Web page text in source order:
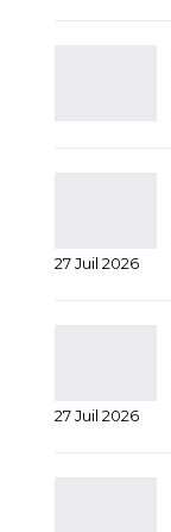
27 Juil 2026
27 Juil 2026